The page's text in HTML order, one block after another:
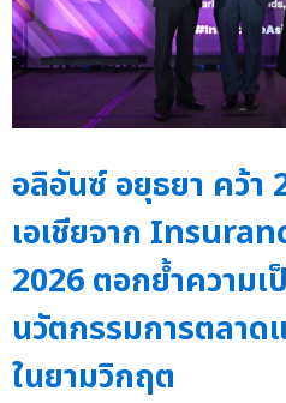
อลิอันซ์ อยุธยา คว้า
เอเชียจาก
2026 ตอกย้ำความ
นวัตกรรมการตลาด
ในยามวิกฤต